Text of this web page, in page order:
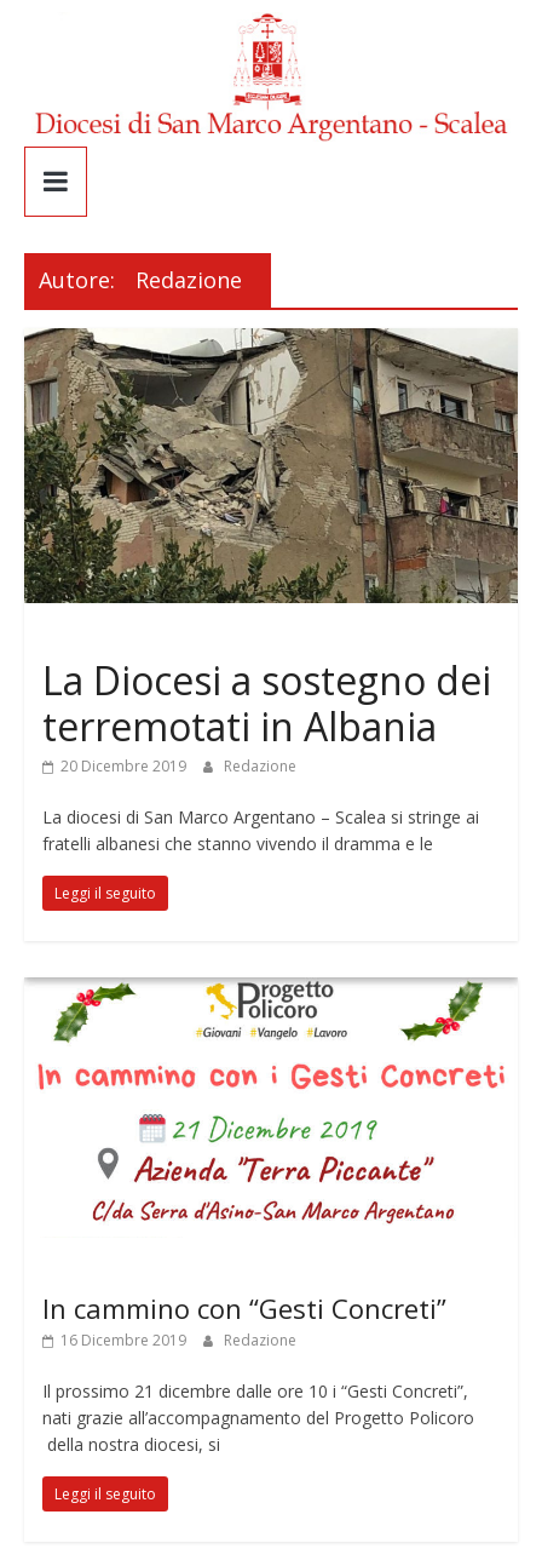
Autore: Redazione
La Diocesi a sostegno dei
terremotati in Albania
20 Dicembre 2019 Redazione
La diocesi di San Marco Argentano – Scalea si stringe ai
fratelli albanesi che stanno vivendo il dramma e le
Leggi il seguito
In cammino con “Gesti Concreti”
16 Dicembre 2019 Redazione
Il prossimo 21 dicembre dalle ore 10 i “Gesti Concreti”,
nati grazie all’accompagnamento del Progetto Policoro
della nostra diocesi, si
Leggi il seguito